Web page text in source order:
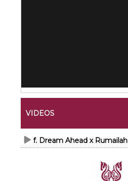
VIDEOS
f. Dream Ahead x Rumailah